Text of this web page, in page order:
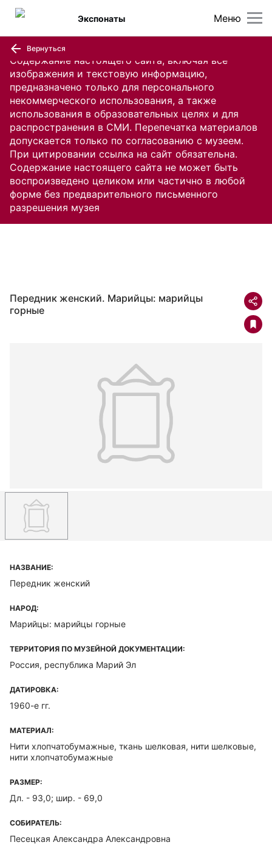
Содержание настоящего сайта, включая все
изображения и текстовую информацию,
предназначено только для персонального
некоммерческого использования, а также
использования в образовательных целях и для
распространения в СМИ. Перепечатка материалов
допускается только по согласованию с музеем.
При цитировании ссылка на сайт обязательна.
Содержание настоящего сайта не может быть
воспроизведено целиком или частично в любой
форме без предварительного письменного
разрешения музея
Меню
Экспонаты
Вернуться
Передник женский. Марийцы: марийцы
горные
НАЗВАНИЕ:
Передник женский
НАРОД:
Марийцы: марийцы горные
ТЕРРИТОРИЯ ПО МУЗЕЙНОЙ ДОКУМЕНТАЦИИ:
Россия, республика Марий Эл
ДАТИРОВКА:
1960-е гг.
МАТЕРИАЛ:
Нити хлопчатобумажные, ткань шелковая, нити шелковые,
нити хлопчатобумажные
РАЗМЕР:
Дл. - 93,0; шир. - 69,0
СОБИРАТЕЛЬ:
Песецкая Александра Александровна